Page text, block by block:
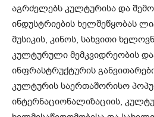
აგრძელებს კულტურისა და
ინდუსტრიების ხელშეწყობას
მუსიკის, კინოს, სახვითი
კულტურული მემკვიდრეობის
ინფრასტრუქტურის
კულტურის საერთაშორისო
ინტერნაციონალიზაციის,